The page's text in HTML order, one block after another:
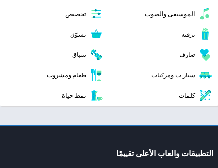
الموسيقى والصوت تخصيص
ترفيه تسوّق
تعارف سباق
سيارات ومركبات طعام ومشروب
كلمات نمط حياة
التطبيقات والعاب الأعلى تقييمًا